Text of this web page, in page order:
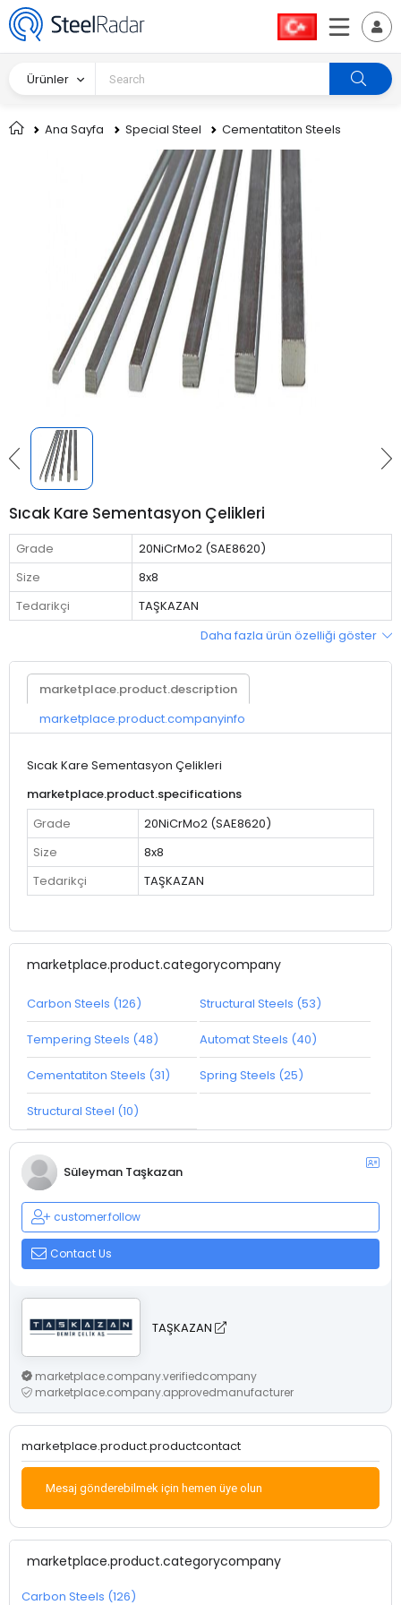
Ürünler
Ana Sayfa Special Steel Cementatiton Steels
Sıcak Kare Sementasyon Çelikleri
Grade
20NiCrMo2 (SAE8620)
Size
8x8
Tedarikçi
TAŞKAZAN
Daha fazla ürün özelliği göster
marketplace.product.description
marketplace.product.companyinfo
Sıcak Kare Sementasyon Çelikleri
marketplace.product.specifications
Grade
20NiCrMo2 (SAE8620)
Size
8x8
Tedarikçi
TAŞKAZAN
marketplace.product.categorycompany
Carbon Steels (126) Structural Steels (53)
Tempering Steels (48) Automat Steels (40)
Cementatiton Steels (31) Spring Steels (25)
Structural Steel (10)
Süleyman Taşkazan
customer.follow
Contact Us
TAŞKAZAN
marketplace.company.verifiedcompany
marketplace.company.approvedmanufacturer
marketplace.product.productcontact
Mesaj gönderebilmek için hemen üye olun
marketplace.product.categorycompany
Carbon Steels (126)